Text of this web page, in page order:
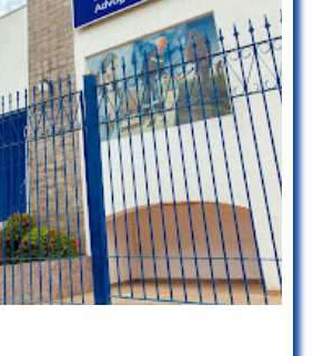
até que ok mas agora
o processo finalizou e está na
de pagamento,n tô tendo
já faz mais de 15 dias que
falar com eles e n tô
resposta
ligo ou ninguém
ou o telefone está
fico até na dúvida se a
pagou ou não a parcela
Marisa Souza